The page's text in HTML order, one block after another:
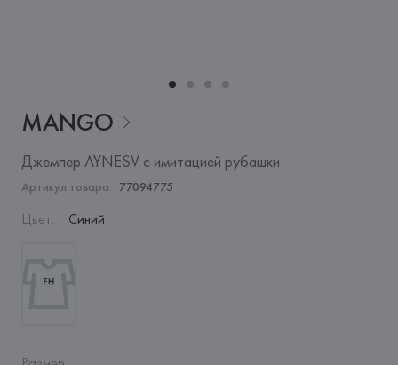
MANGO
Джемпер AYNESV с имитацией рубашки
Артикул товара: 77094775
Цвет: Синий